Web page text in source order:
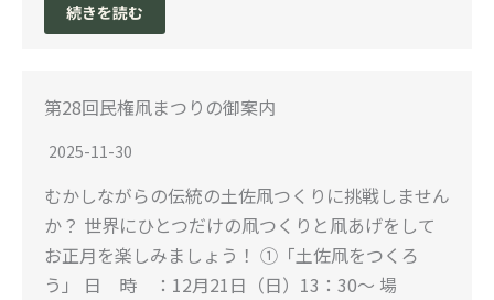
続きを読む
第28回民権凧まつりの御案内
2025-11-30
むかしながらの伝統の土佐凧つくりに挑戦しません
か？ 世界にひとつだけの凧つくりと凧あげをして
お正月を楽しみましょう！ ①「土佐凧をつくろ
う」 日 時 ：12月21日（日）13：30～ 場